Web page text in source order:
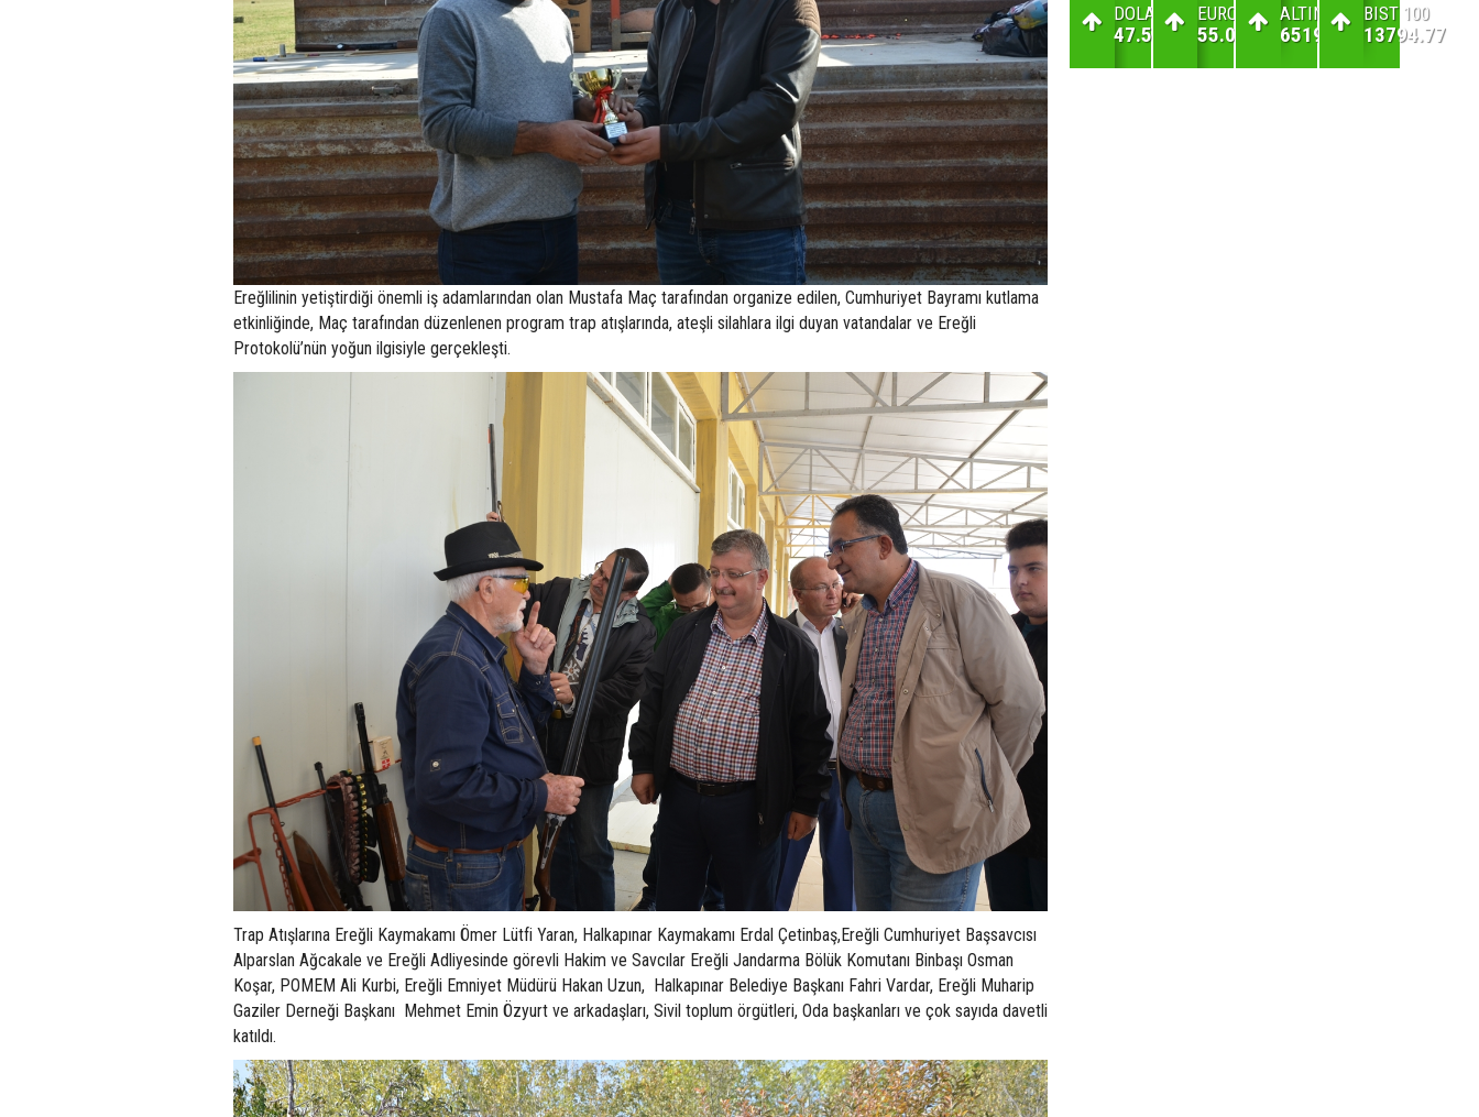
Ereğlilinin yetiştirdiği önemli iş adamlarından olan Mustafa Maç tarafından organize edilen, Cumhuriyet Bayramı kutlama
etkinliğinde, Maç tarafından düzenlenen program trap atışlarında, ateşli silahlara ilgi duyan vatandalar ve Ereğli
Protokolü’nün yoğun ilgisiyle gerçekleşti.
Trap Atışlarına Ereğli Kaymakamı Ömer Lütfi Yaran, Halkapınar Kaymakamı Erdal Çetinbaş,Ereğli Cumhuriyet Başsavcısı
Alparslan Ağcakale ve Ereğli Adliyesinde görevli Hakim ve Savcılar Ereğli Jandarma Bölük Komutanı Binbaşı Osman
Koşar, POMEM Ali Kurbi, Ereğli Emniyet Müdürü Hakan Uzun, Halkapınar Belediye Başkanı Fahri Vardar, Ereğli Muharip
Gaziler Derneği Başkanı Mehmet Emin Özyurt ve arkadaşları, Sivil toplum örgütleri, Oda başkanları ve çok sayıda davetli
katıldı.
DOLAR
47.59
EURO
55.06
ALTIN
6519.43
BIST 100
13794.77